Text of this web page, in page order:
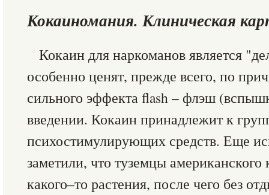
Кокаиномания. Клиническая
Кокаин для наркоманов является
особенно ценят, прежде всего, по
сильного эффекта flash – флэш
введении. Кокаин принадлежит к
психостимулирующих средств. Еще
заметили, что туземцы
какого–то растения, после чего без